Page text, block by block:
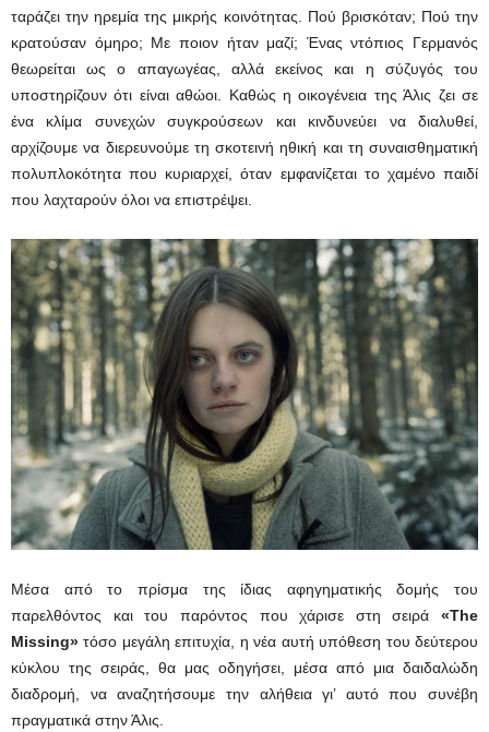
ταράζει την ηρεμία της μικρής κοινότητας. Πού βρισκόταν; Πού την
κρατούσαν όμηρο; Με ποιον ήταν μαζί; Ένας ντόπιος Γερμανός
θεωρείται ως ο απαγωγέας, αλλά εκείνος και η σύζυγός του
υποστηρίζουν ότι είναι αθώοι. Καθώς η οικογένεια της Άλις ζει σε
ένα κλίμα συνεχών συγκρούσεων και κινδυνεύει να διαλυθεί,
αρχίζουμε να διερευνούμε τη σκοτεινή ηθική και τη συναισθηματική
πολυπλοκότητα που κυριαρχεί, όταν εμφανίζεται το χαμένο παιδί
που λαχταρούν όλοι να επιστρέψει.
Μέσα από το πρίσμα της ίδιας αφηγηματικής δομής του
παρελθόντος και του παρόντος που χάρισε στη σειρά «The
Missing» τόσο μεγάλη επιτυχία, η νέα αυτή υπόθεση του δεύτερου
κύκλου της σειράς, θα μας οδηγήσει, μέσα από μια δαιδαλώδη
διαδρομή, να αναζητήσουμε την αλήθεια γι’ αυτό που συνέβη
πραγματικά στην Άλις.